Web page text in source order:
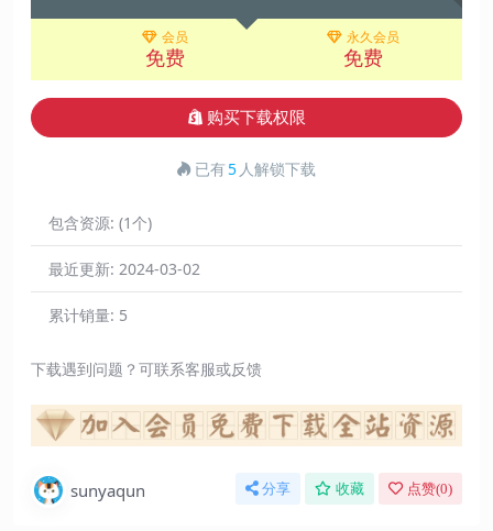
会员
免费
永久会员
免费
购买下载权限
已有5 人解锁下载
包含资源: (1个)
最近更新: 2024-03-02
累计销量: 5
下载遇到问题？可联系客服或反馈
sunyaqun 分享 收藏 点赞(0)